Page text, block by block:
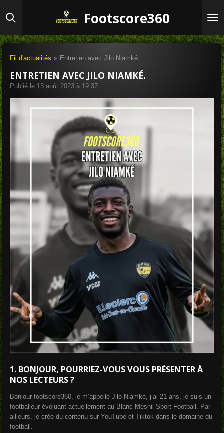
au
principal
Footscore360
Fil d'actualités » Entretien avec Jilo Niamké.
ENTRETIEN AVEC JILO NIAMKÉ.
Publié le 13 août 2023 à 19:37
1. BONJOUR, POURRIEZ-VOUS VOUS PRÉSENTER À
NOS LECTEURS ?
Bonjour footscore360, je m’appelle Jilo Niamké, j’ai 21 ans, je suis un
footballeur évoluant actuellement au Blanc-Mesnil Sport Football. Par
ailleurs, je crée du contenu sur YouTube et Tiktok dans le domaine du
football.